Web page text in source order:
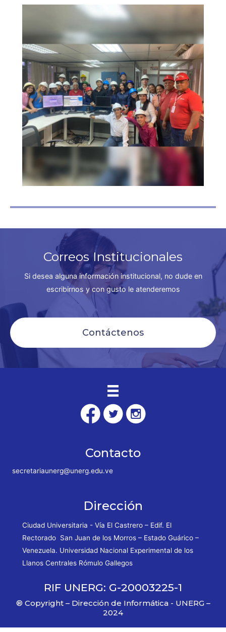
Correos Institucionales
Si desea alguna información institucional, no dude en
escribirnos y con gusto le atenderemos
Contáctenos
Contacto
secretariaunerg@unerg.edu.ve
Dirección
Ciudad Universitaria - Vía El Castrero – Edif. El
Rectorado San Juan de los Morros – Estado Guárico –
Venezuela. Universidad Nacional Experimental de los
Llanos Centrales Rómulo Gallegos
RIF UNERG: G-20003225-1
® Copyright – Dirección de Informática - UNERG –
2024